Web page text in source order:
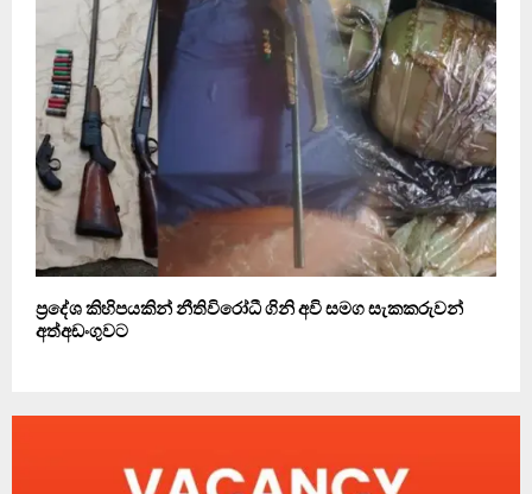
ප‍්‍රදේශ කිහිපයකින් නීතිවිරෝධී ගිනි අවි සමග සැකකරුවන්
අත්අඩංගුවට